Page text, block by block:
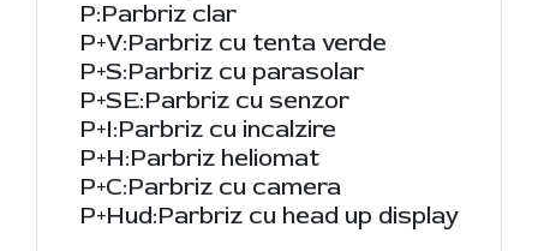
P:Parbriz clar
P+V:Parbriz cu tenta verde
P+S:Parbriz cu parasolar
P+SE:Parbriz cu senzor
P+I:Parbriz cu incalzire
P+H:Parbriz heliomat
P+C:Parbriz cu camera
P+Hud:Parbriz cu head up display